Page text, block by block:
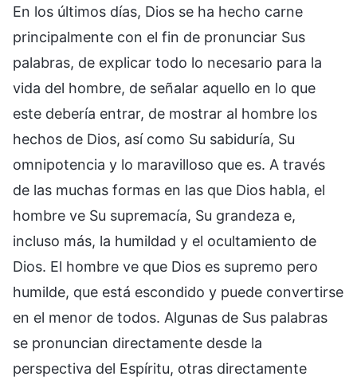
En los últimos días, Dios se ha hecho carne
principalmente con el fin de pronunciar Sus
palabras, de explicar todo lo necesario para la
vida del hombre, de señalar aquello en lo que
este debería entrar, de mostrar al hombre los
hechos de Dios, así como Su sabiduría, Su
omnipotencia y lo maravilloso que es. A través
de las muchas formas en las que Dios habla, el
hombre ve Su supremacía, Su grandeza e,
incluso más, la humildad y el ocultamiento de
Dios. El hombre ve que Dios es supremo pero
humilde, que está escondido y puede convertirse
en el menor de todos. Algunas de Sus palabras
se pronuncian directamente desde la
perspectiva del Espíritu, otras directamente